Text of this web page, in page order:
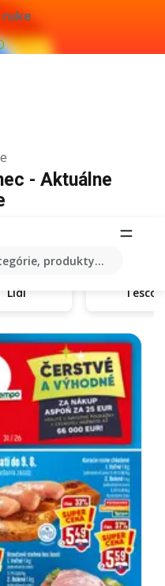
produkty...
- Aktuálne
Lidl Tesco